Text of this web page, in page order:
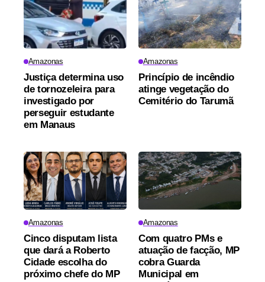
Amazonas
Justiça determina uso
de tornozeleira para
investigado por
perseguir estudante
em Manaus
Amazonas
Princípio de incêndio
atinge vegetação do
Cemitério do Tarumã
Amazonas
Cinco disputam lista
que dará a Roberto
Cidade escolha do
próximo chefe do MP
Amazonas
Com quatro PMs e
atuação de facção, MP
cobra Guarda
Municipal em